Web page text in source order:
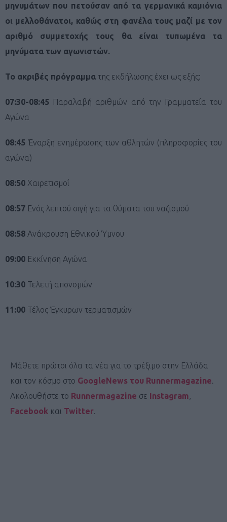
μηνυμάτων που πετούσαν από τα γερμανικά καμιόνια
οι μελλοθάνατοι, καθώς στη φανέλα τους μαζί με τον
αριθμό συμμετοχής τους θα είναι τυπωμένα τα
μηνύματα των αγωνιστών.
Το ακριβές πρόγραμμα της εκδήλωσης έχει ως εξής:
07:30-08:45 Παραλαβή αριθμών από την Γραμματεία του
Αγώνα
08:45 Έναρξη ενημέρωσης των αθλητών (πληροφορίες του
αγώνα)
08:50 Χαιρετισμοί
08:57 Ενός λεπτού σιγή για τα θύματα του ναζισμού
08:58 Ανάκρουση Εθνικού Ύμνου
09:00 Εκκίνηση Αγώνα
10:30 Τελετή απονομών
11:00 Τέλος Έγκυρων τερματισμών
Μάθετε πρώτοι όλα τα νέα για το τρέξιμο στην Ελλάδα
και τον κόσμο στο GoogleNews του Runnermagazine.
Ακολουθήστε το Runnermagazine σε Instagram,
Facebook και Twitter.